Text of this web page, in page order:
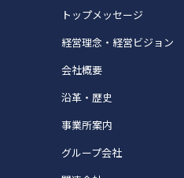
トップメッセージ
経営理念・経営ビジョン
会社概要
沿革・歴史
事業所案内
グループ会社